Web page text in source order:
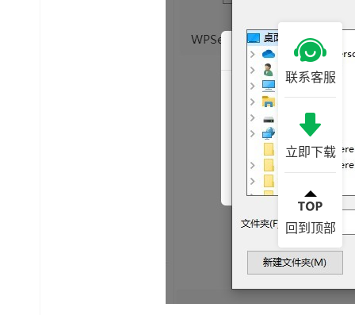
联系客服
立即下载
回到顶部